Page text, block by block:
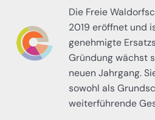
Die Freie
2019 eröffnet und
genehmigte
Gründung wächst
neuen Jahrgang.
sowohl als
weiterführende